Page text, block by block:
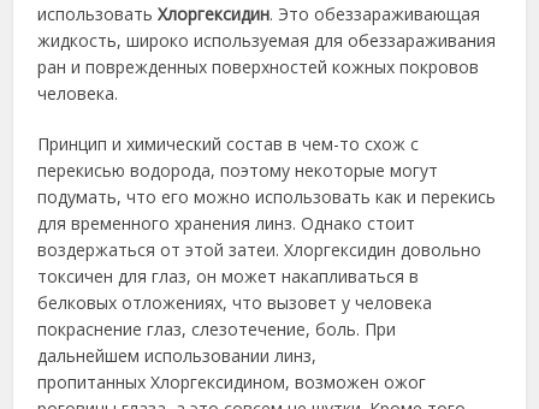
использоватьХлоргексидин. Это обеззараживающая
жидкость, широко используемая для обеззараживания
ран и поврежденных поверхностей кожных покровов
человека.
Принцип и химический состав в чем-то схож с
перекисью водорода, поэтому некоторые могут
подумать, что его можно использовать как и перекись
для временного хранения линз. Однако стоит
воздержаться от этой затеи. Хлоргексидин довольно
токсичен для глаз, он может накапливаться в
белковых отложениях, что вызовет у человека
покраснение глаз, слезотечение, боль. При
дальнейшем использовании линз,
пропитанных Хлоргексидином, возможен ожог